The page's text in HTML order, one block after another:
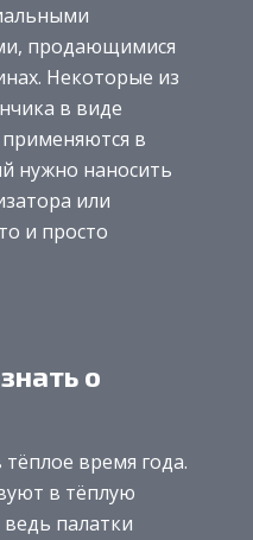
продающимися
Некоторые из
в виде
в
нужно наносить
или
и просто
о
время года.
в тёплую
палатки